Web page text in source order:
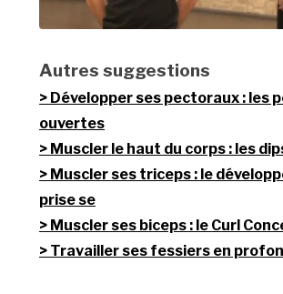
Autres suggestions
Développer ses pectoraux : les
ouvertes
Muscler le haut du corps : les
Muscler ses triceps : le
prise se
Muscler ses biceps : le Curl
Travailler ses fessiers en